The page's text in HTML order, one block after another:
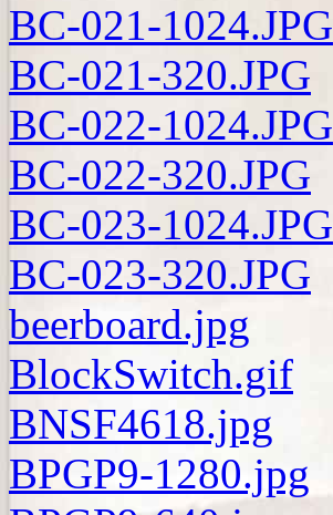
BC-021-1024.JPG
BC-021-320.JPG
BC-022-1024.JPG
BC-022-320.JPG
BC-023-1024.JPG
BC-023-320.JPG
beerboard.jpg
BlockSwitch.gif
BNSF4618.jpg
BPGP9-1280.jpg